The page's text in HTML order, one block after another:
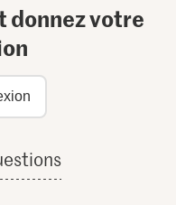
donnez votre